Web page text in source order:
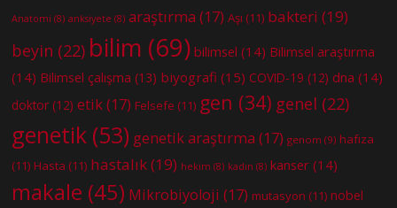
Anatomi (8) anksiyete (8) araştırma (17) Aşı (11) bakteri (19)
beyin (22) bilim (69) bilimsel (14) Bilimsel araştırma
(14) Bilimsel çalışma (13) biyografi (15) COVID-19 (12) dna (14)
doktor (12) etik(17) Felsefe (11) gen (34) genel (22)
genetik (53) genetik araştırma (17) genom (9) hafıza
(11) Hasta (11) hastalık(19) hekim (8) kadın (8) kanser (14)
makale (45) Mikrobiyoloji (17) mutasyon (11) nobel